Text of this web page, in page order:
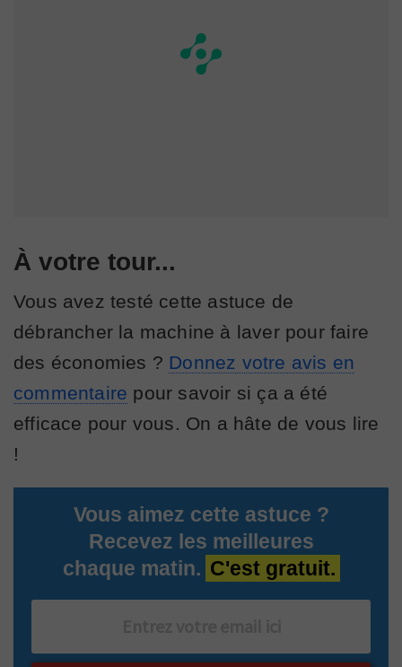
À votre tour...
Vous avez testé cette astuce de
débrancher la machine à laver pour faire
des économies ? Donnez votre avis en
commentaire pour savoir si ça a été
efficace pour vous. On a hâte de vous lire
!
Vous aimez cette astuce ?
Recevez les meilleures
chaque matin. C'est gratuit.